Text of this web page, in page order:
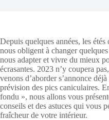
Depuis quelques années, les étés
nous obligent à changer
nous adapter et vivre du mieux
écrasantes. 2023 n’y coupera
venons d’aborder s’annonce
prévision des pics caniculaires.
fondu », nous allons vous
conseils et des astuces qui vous
fraîcheur de votre intérieur.